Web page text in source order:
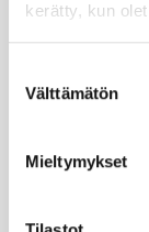
kerätty, kun
valinta
Välttämätön
Mieltymykset